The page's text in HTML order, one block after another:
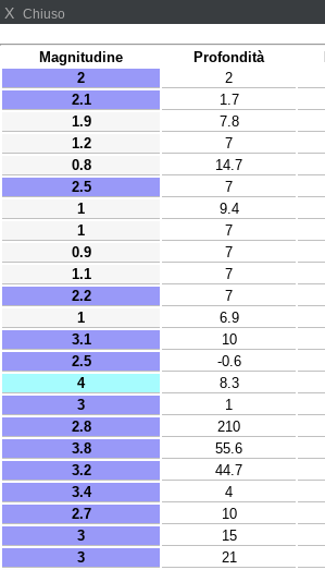
X Chiuso
Magnitudine Profondità
2
2
2.1
1.7
1.9
7.8
1.2
7
0.8
14.7
2.5
7
1
9.4
1
7
0.9
7
1.1
7
2.2
7
1
6.9
3.1
10
2.5
-0.6
4
8.3
3
1
2.8
210
3.8
55.6
3.2
44.7
3.4
4
2.7
10
3
15
3
21